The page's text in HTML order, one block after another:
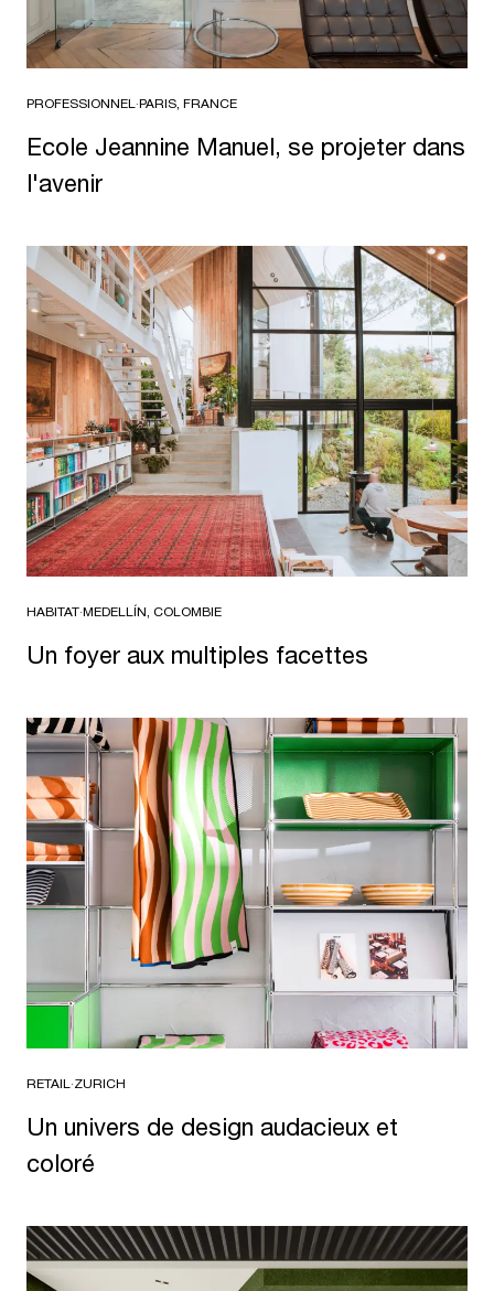
PROFESSIONNEL·PARIS, FRANCE
Ecole Jeannine Manuel, se projeter dans
l'avenir
HABITAT·MEDELLÍN, COLOMBIE
Un foyer aux multiples facettes
RETAIL·ZURICH
Un univers de design audacieux et
coloré